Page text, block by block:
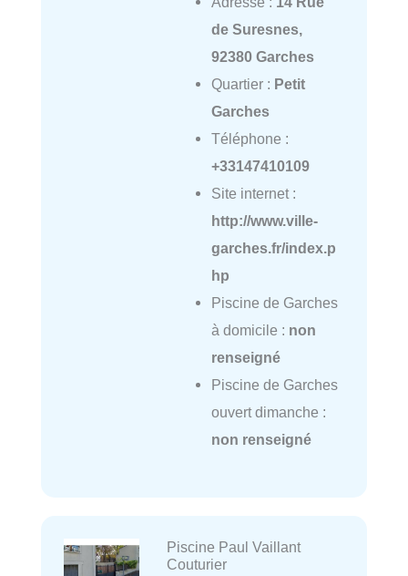
de Suresnes,
92380 Garches
Quartier : Petit
Garches
Téléphone :
+33147410109
Site internet :
http://www.ville-
garches.fr/index.p
hp
Piscine de Garches
à domicile : non
renseigné
Piscine de Garches
ouvert dimanche :
non renseigné
Piscine Paul Vaillant
Couturier